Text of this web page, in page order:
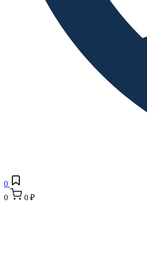
0
0
0 ₽